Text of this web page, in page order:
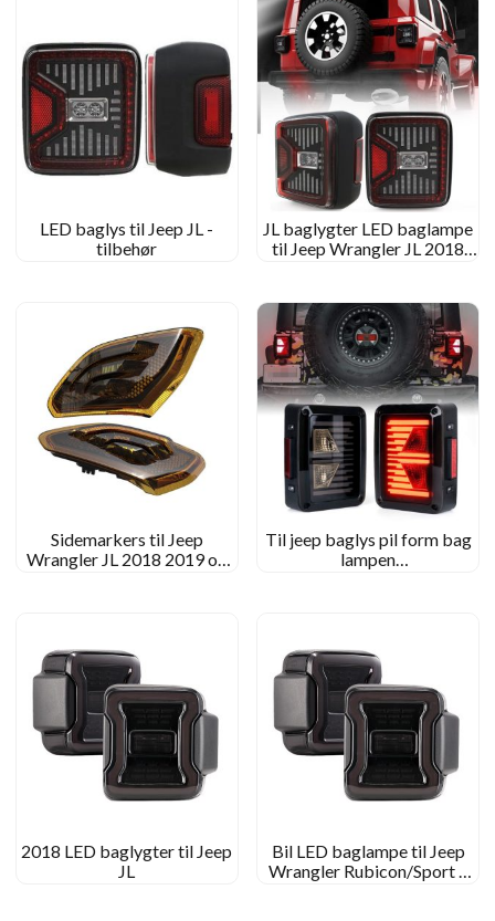
LED baglys til Jeep JL -
tilbehør
JL baglygter LED baglampe
til Jeep Wrangler JL 2018
Sidemarkers til Jeep
Wrangler JL 2018 2019 og
Til jeep baglys pil form bag
lampen
2018 LED baglygter til Jeep
JL
Bil LED baglampe til Jeep
Wrangler Rubicon/Sport S